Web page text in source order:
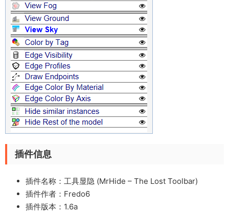
插件信息
插件名称：工具显隐 (MrHide – The Lost Toolbar)
插件作者：Fredo6
插件版本：1.6a